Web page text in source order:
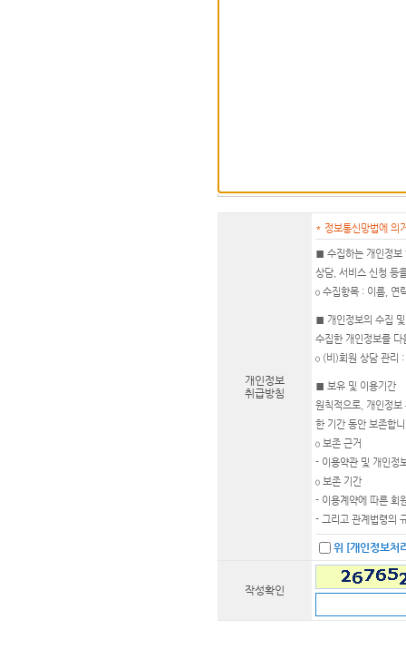
개인정보
취급방침
* 정보통신망법에 의
■ 수집하는 개인정보
상담, 서비스 신청 등
ο 수집항목 : 이름, 연
■ 개인정보의 수집
수집한 개인정보를
ο (비)회원 상담 관리
■ 보유 및 이용기간
원칙적으로, 개인정
한 기간 동안 보존합
ο 보존 근거
- 이용약관 및 개인정
ο 보존 기간
- 이용계약에 따른 회
- 그리고 관계법령의
위 [개인정보처
작성확인